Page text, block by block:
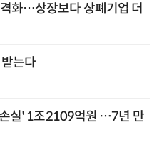
화…상장보다 상폐기업 더
는다
실' 1조2109억원 …7년 만